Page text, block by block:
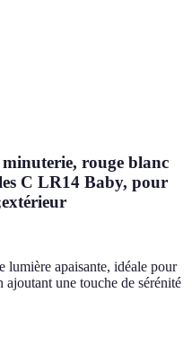
rouge blanc
C LR14 Baby, pour
apaisante, idéale pour
une touche de sérénité